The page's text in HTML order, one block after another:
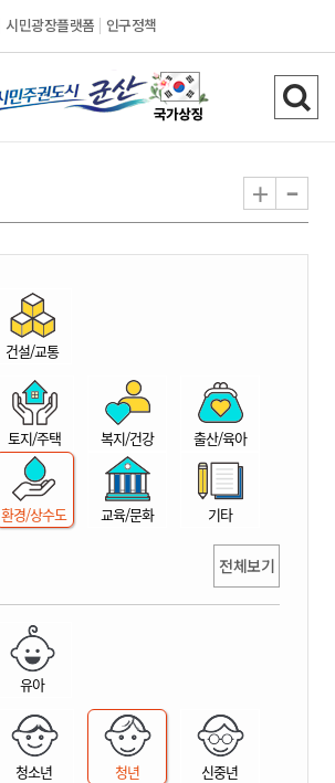
시민광장플랫폼 인구정책
시
민
권
시
산
검
색
기
+ -
건설/교통
토지/주택 복지/건강 출산/육아
환경/상수도 교육/문화 기타
전체보기
유아
청소년 청년 신중년